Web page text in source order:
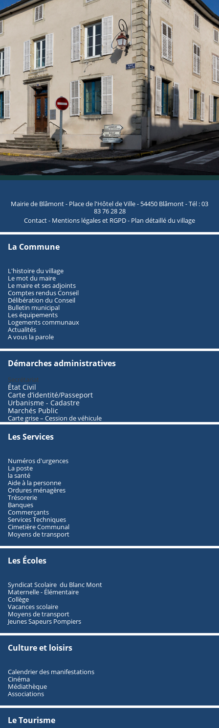
Mairie de Blâmont - Place de l'Hôtel de Ville - 54450 Blâmont - Tél : 03
83 76 28 28
Contact- Mentions légales et RGPD- Plan détaillé du village
La Commune
L'histoire du village
Le mot du maire
Le maire et ses adjoints
Comptes rendus Conseil
Délibération du Conseil
Bulletin municipal
Les équipements
Logements communaux
Actualités
A vous la parole
Démarches administratives
Secrétariat
État Civil
Carte d’identité/Passeport
Urbanisme - Cadastre
Marchés Public
Carte grise – Cession de véhicule
Les Services
Numéros d'urgences
La poste
la santé
Aide à la personne
Ordures ménagères
Trésorerie
Banques
Commerçants
Services Techniques
Cimetière Communal
Moyens de transport
Les Écoles
Syndicat Scolaire du Blanc Mont
Maternelle - Élémentaire
Collège
Vacances scolaire
Moyens de transport
Jeunes Sapeurs Pompiers
Culture et loisirs
Calendrier des manifestations
Cinéma
Médiathèque
Associations
Le Tourisme